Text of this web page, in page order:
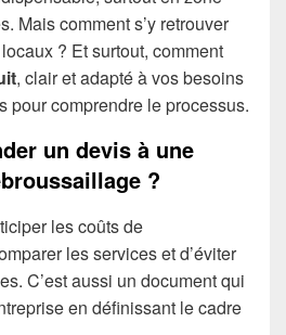
Mais comment s’y retrouver
? Et surtout, comment
, clair et adapté à vos besoins
pour comprendre le processus.
un devis à une
?
les coûts de
les services et d’éviter
C’est aussi un document qui
en définissant le cadre